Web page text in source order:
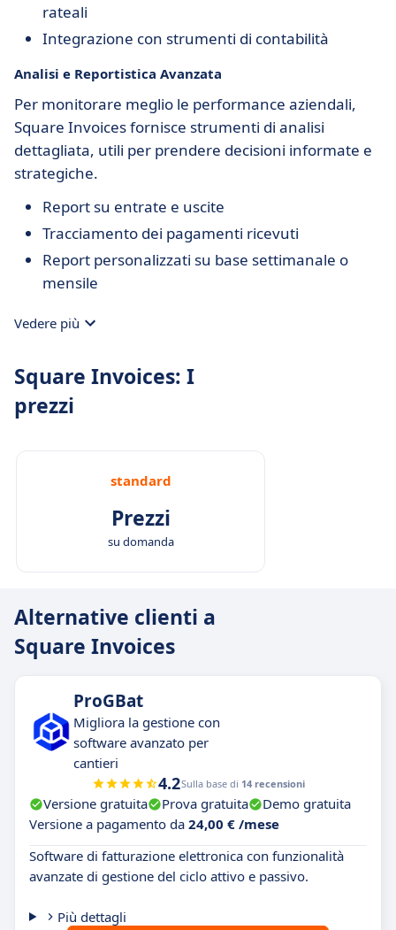
rateali
Integrazione con strumenti di contabilità
Analisi e Reportistica Avanzata
Per monitorare meglio le performance aziendali,
Square Invoices fornisce strumenti di analisi
dettagliata, utili per prendere decisioni informate e
strategiche.
Report su entrate e uscite
Tracciamento dei pagamenti ricevuti
Report personalizzati su base settimanale o
mensile
Vedere più
Square Invoices: I
prezzi
standard
Prezzi
su domanda
Alternative clienti a
Square Invoices
ProGBat
Migliora la gestione con
software avanzato per
cantieri
4.2Sulla base di 14 recensioni
Versione gratuita Prova gratuita
Demo gratuita
Versione a pagamento da 24,00 € /mese
Software di fatturazione elettronica con funzionalità
avanzate di gestione del ciclo attivo e passivo.
Più dettagli